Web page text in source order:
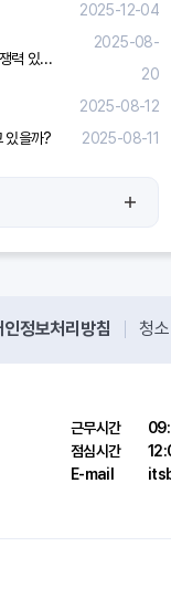
2025-12-04
마사지구인구직, 다른 직업과 비교했을 때 경쟁력 있을까?
2025-08-
20
2025-08-12
있을까?
2025-08-11
인정보처리방침 청
근무시간
점심시간
E-mail